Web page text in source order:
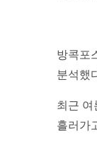
방콕포
분석했
최근 여
흘러가